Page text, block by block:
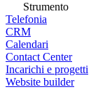
Strumento
Telefonia
CRM
Calendari
Contact Center
Incarichi e progetti
Website builder